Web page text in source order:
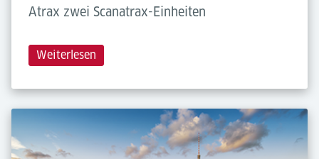
Atrax zwei Scanatrax-Einheiten
Weiterlesen